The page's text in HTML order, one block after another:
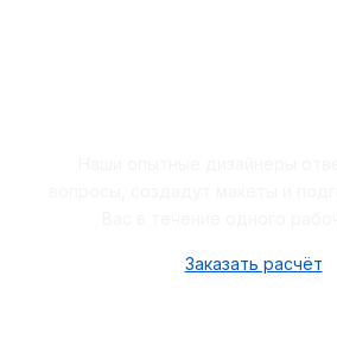
Заказать расчёт